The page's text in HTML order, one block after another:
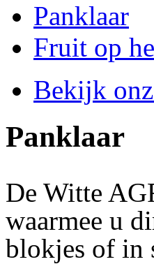
Panklaar
Fruit op
Bekijk
Panklaar
De Witte
waarmee u
blokjes of in